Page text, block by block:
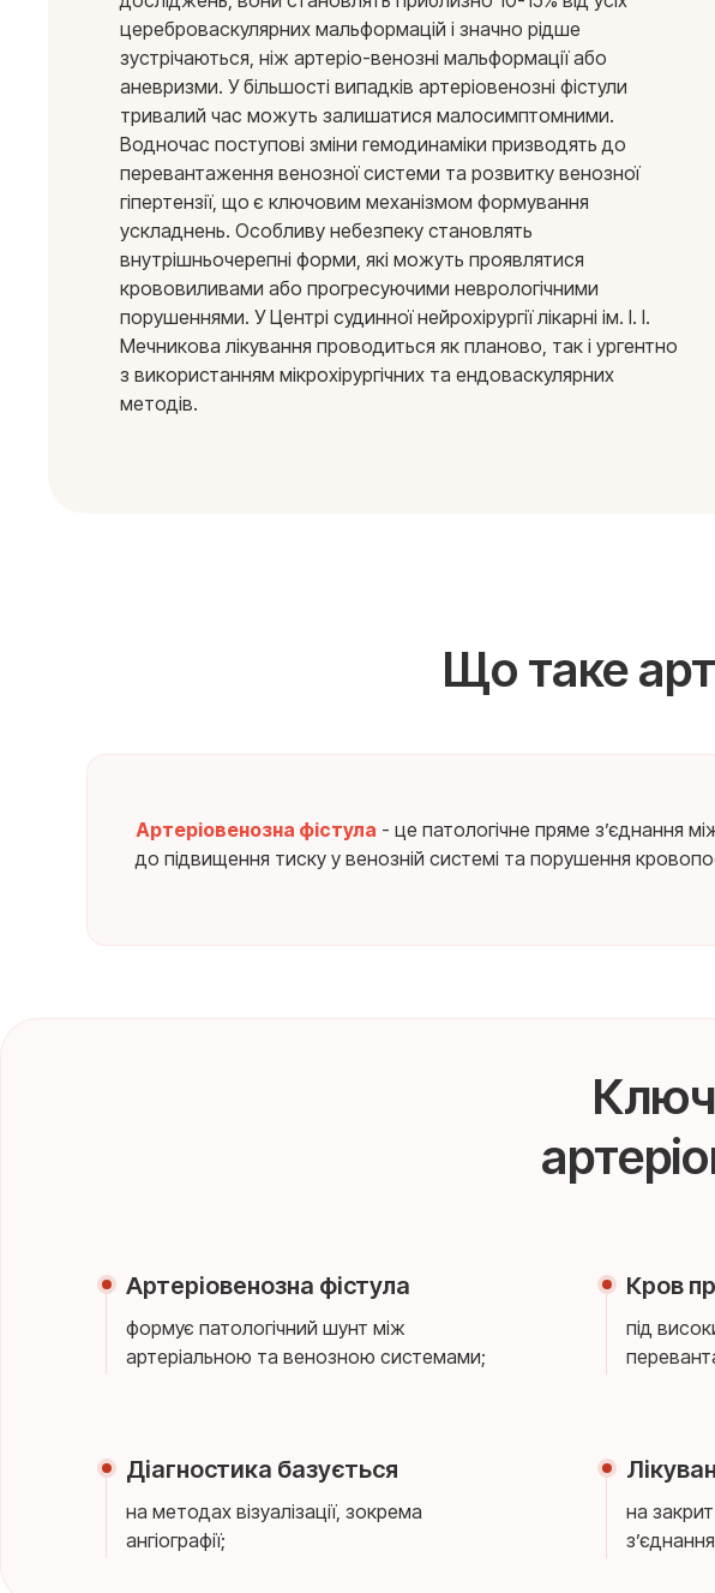
цереброваскулярних мальформацій і значно рідше
зустрічаються, ніж артеріо-венозні мальформації або
аневризми. У більшості випадків артеріовенозні фістули
тривалий час можуть залишатися малосимптомними.
Водночас поступові зміни гемодинаміки призводять до
перевантаження венозної системи та розвитку венозної
гіпертензії, що є ключовим механізмом формування
ускладнень. Особливу небезпеку становлять
внутрішньочерепні форми, які можуть проявлятися
крововиливами або прогресуючими неврологічними
порушеннями. У Центрі судинної нейрохірургії лікарні ім. І. І.
Мечникова лікування проводиться як планово, так і ургентно
з використанням мікрохірургічних та ендоваскулярних
методів.
Що таке
Артеріовенозна фістула - це патологічне пряме з’єднання
до підвищення тиску у венозній системі та порушення
Артеріовенозна фістула
формує патологічний шунт між
артеріальною та венозною системами;
Кров
під
Діагностика базується
на методах візуалізації, зокрема
ангіографії;
на